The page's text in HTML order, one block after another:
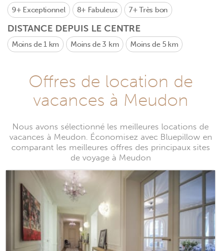
9+ Exceptionnel 8+ Fabuleux 7+Très bon
DISTANCE DEPUIS LE CENTRE
Moins de 1 km Moins de 3 km Moins de 5 km
Offres de location de
vacances à Meudon
Nous avons sélectionné les meilleures locations de
vacances à Meudon. Économisez avec Bluepillow en
comparant les meilleures offres des principaux sites
de voyage à Meudon